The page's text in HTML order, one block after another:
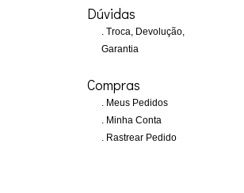
Dúvidas
Troca, Devolução,
Garantia
Compras
Meus Pedidos
Minha Conta
Rastrear Pedido